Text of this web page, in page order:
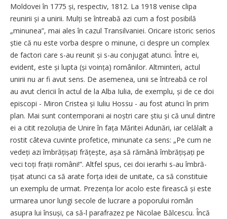
Moldovei în 1775 și, respectiv, 1812. La 1918 venise clipa
reunirii și a unirii. Mulți se întreabă azi cum a fost posibilă
„minunea”, mai ales în cazul Transilvaniei. Oricare istoric serios
știe că nu este vorba despre o minune, ci despre un complex
de factori care s-au reunit și s-au conjugat atunci. Între ei,
evident, este și lupta (și voința) românilor. Altminteri, actul
unirii nu ar fi avut sens. De asemenea, unii se întreabă ce rol
au avut clericii în actul de la Alba Iulia, de exemplu, și de ce doi
episcopi - Miron Cristea și Iuliu Hossu - au fost atunci în prim
plan. Mai sunt contemporani ai noștri care știu și că unul dintre
ei a citit rezoluția de Unire în fața Măritei Adunări, iar celălalt a
rostit câteva cuvinte profetice, minunate ca sens: „Pe cum ne
vedeți azi îmbrățișați frățește, așa să rămână îmbrățișați pe
veci toți frații români!”. Altfel spus, cei doi ierarhi s-au îmbră­
țișat atunci ca să arate forța ideii de unitate, ca să constituie
un exemplu de urmat. Prezența lor acolo este firească și este
urmarea unor lungi secole de lucrare a poporului român
asupra lui însuși, ca să-l parafrazez pe Nicolae Bălcescu. Încă